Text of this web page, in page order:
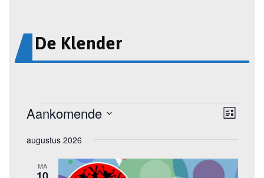
De Klender